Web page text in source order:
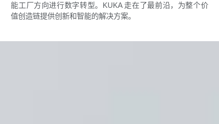
能工厂方向进行数字转型。KUKA 走在了最前沿，为整个价
值创造链提供创新和智能的解决方案。